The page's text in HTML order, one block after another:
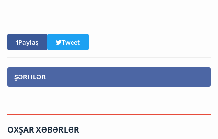
Paylaş Tweet
ŞƏRHLƏR
OXŞAR XƏBƏRLƏR